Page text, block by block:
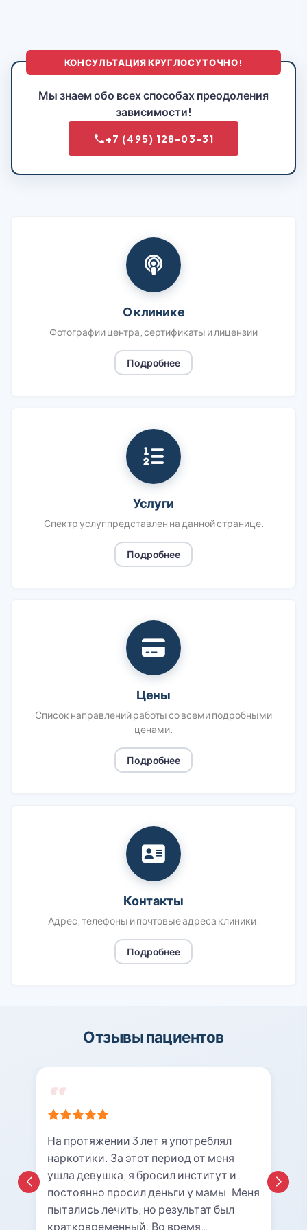
КОНСУЛЬТАЦИЯ КРУГЛОСУТОЧНО!
Мы знаем обо всех способах преодоления
зависимости!
+7 (495) 128-03-31
О клинике
Фотографии центра, сертификаты и лицензии
Подробнее
Услуги
Спектр услуг представлен на данной странице.
Подробнее
Цены
Список направлений работы со всеми подробными
ценами.
Подробнее
Контакты
Адрес, телефоны и почтовые адреса клиники.
Подробнее
Отзывы пациентов
На протяжении 3 лет я употреблял
наркотики. За этот период от меня
ушла девушка, я бросил институт и
постоянно просил деньги у мамы. Меня
пытались лечить, но результат был
кратковременный. Во время